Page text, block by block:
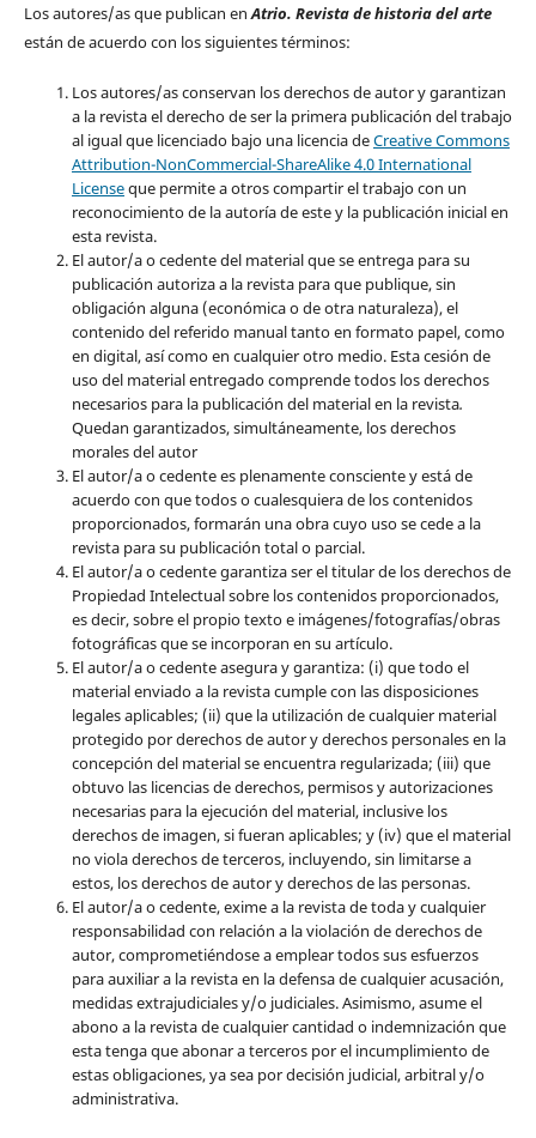
Los autores/as que publican enAtrio. Revista de historia del arte
están de acuerdo con los siguientes términos:
Los autores/as conservan los derechos de autor y garantizan
a la revista el derecho de ser la primera publicación del trabajo
al igual que licenciado bajo una licencia deCreative Commons
Attribution-NonCommercial-ShareAlike 4.0 International
Licenseque permite a otros compartir el trabajo con un
reconocimiento de la autoría de este y la publicación inicial en
esta revista.
El autor/a o cedente del material que se entrega para su
publicación autoriza a la revista para que publique, sin
obligación alguna (económica o de otra naturaleza), el
contenido del referido manual tanto en formato papel, como
en digital, así como en cualquier otro medio. Esta cesión de
uso del material entregado comprende todos los derechos
necesarios para la publicación del material en la revista.
Quedan garantizados, simultáneamente, los derechos
morales del autor
El autor/a o cedente es plenamente consciente y está de
acuerdo con que todos o cualesquiera de los contenidos
proporcionados, formarán una obra cuyo uso se cede a la
revista para su publicación total o parcial.
El autor/a o cedente garantiza ser el titular de los derechos de
Propiedad Intelectual sobre los contenidos proporcionados,
es decir, sobre el propio texto e imágenes/fotografías/obras
fotográficas que se incorporan en su artículo.
El autor/a o cedente asegura y garantiza: (i) que todo el
material enviado a la revista cumple con las disposiciones
legales aplicables; (ii) que la utilización de cualquier material
protegido por derechos de autor y derechos personales en la
concepción del material se encuentra regularizada; (iii) que
obtuvo las licencias de derechos, permisos y autorizaciones
necesarias para la ejecución del material, inclusive los
derechos de imagen, si fueran aplicables; y (iv) que el material
no viola derechos de terceros, incluyendo, sin limitarse a
estos, los derechos de autor y derechos de las personas.
El autor/a o cedente, exime a la revista de toda y cualquier
responsabilidad con relación a la violación de derechos de
autor, comprometiéndose a emplear todos sus esfuerzos
para auxiliar a la revista en la defensa de cualquier acusación,
medidas extrajudiciales y/o judiciales. Asimismo, asume el
abono a la revista de cualquier cantidad o indemnización que
esta tenga que abonar a terceros por el incumplimiento de
estas obligaciones, ya sea por decisión judicial, arbitral y/o
administrativa.